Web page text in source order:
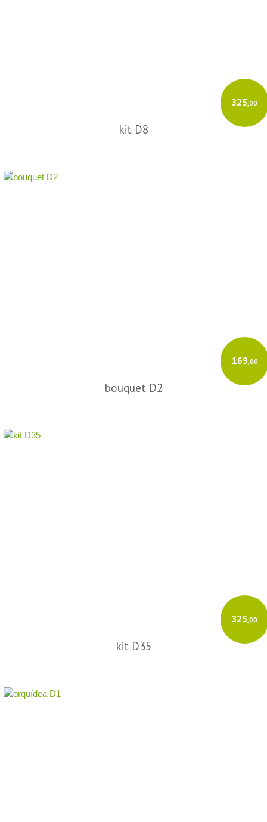
325,00
kit D8
169,00
bouquet D2
325,00
kit D35